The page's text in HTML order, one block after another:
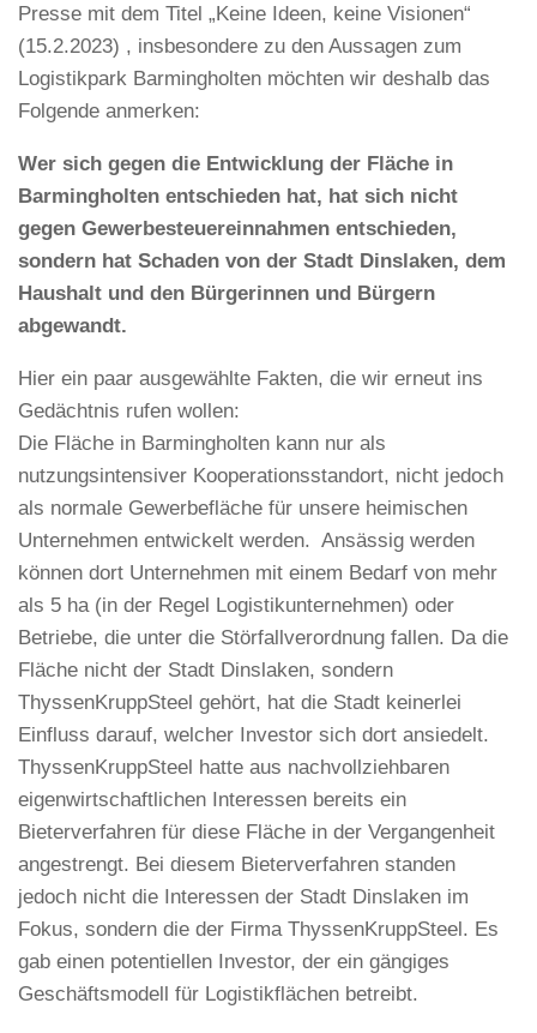
Presse mit dem Titel „Keine Ideen, keine Visionen“
(15.2.2023) , insbesondere zu den Aussagen zum
Logistikpark Barmingholten möchten wir deshalb das
Folgende anmerken:
Wer sich gegen die Entwicklung der Fläche in
Barmingholten entschieden hat, hat sich nicht
gegen Gewerbesteuereinnahmen entschieden,
sondern hat Schaden von der Stadt Dinslaken, dem
Haushalt und den Bürgerinnen und Bürgern
abgewandt.
Hier ein paar ausgewählte Fakten, die wir erneut ins
Gedächtnis rufen wollen:
Die Fläche in Barmingholten kann nur als
nutzungsintensiver Kooperationsstandort, nicht jedoch
als normale Gewerbefläche für unsere heimischen
Unternehmen entwickelt werden. Ansässig werden
können dort Unternehmen mit einem Bedarf von mehr
als 5 ha (in der Regel Logistikunternehmen) oder
Betriebe, die unter die Störfallverordnung fallen. Da die
Fläche nicht der Stadt Dinslaken, sondern
ThyssenKruppSteel gehört, hat die Stadt keinerlei
Einfluss darauf, welcher Investor sich dort ansiedelt.
ThyssenKruppSteel hatte aus nachvollziehbaren
eigenwirtschaftlichen Interessen bereits ein
Bieterverfahren für diese Fläche in der Vergangenheit
angestrengt. Bei diesem Bieterverfahren standen
jedoch nicht die Interessen der Stadt Dinslaken im
Fokus, sondern die der Firma ThyssenKruppSteel. Es
gab einen potentiellen Investor, der ein gängiges
Geschäftsmodell für Logistikflächen betreibt.